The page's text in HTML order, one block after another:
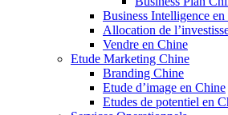
Business Intelligence
Allocation de
Vendre en Chine
Etude Marketing Chine
Branding Chine
Etude d’image en Chine
Etudes de potentiel en